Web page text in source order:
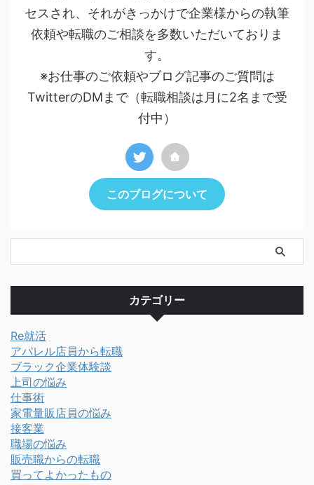
セスされ、それがきっかけで企業様からの執筆
依頼や転職のご相談を多数いただいておりま
す。
※お仕事のご依頼やブログ記事のご質問は
TwitterのDMまで（転職相談は月に2名まで受
付中）
このブログについて
カテゴリー
Re就活
アパレル店員から転職
ブラック企業体験談
上司の悩み
仕事術
家電量販店員の悩み
接客業
職場の悩み
販売職からの転職
買ってよかったもの